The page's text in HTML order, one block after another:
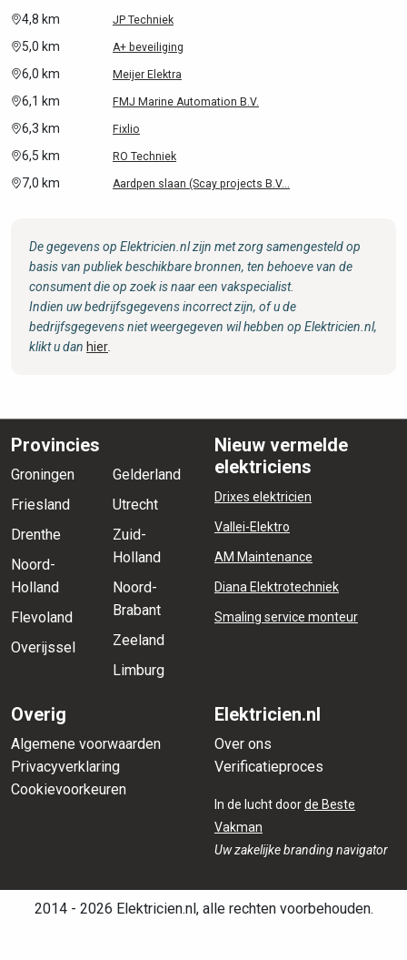
4,8 km JP Techniek
5,0 km A+ beveiliging
6,0 km Meijer Elektra
6,1 km FMJ Marine Automation B.V.
6,3 km Fixlio
6,5 km RO Techniek
7,0 km Aardpen slaan (Scay projects B.V...
De gegevens op Elektricien.nl zijn met zorg samengesteld op
basis van publiek beschikbare bronnen, ten behoeve van de
consument die op zoek is naar een vakspecialist.
Indien uw bedrijfsgegevens incorrect zijn, of u de
bedrijfsgegevens niet weergegeven wil hebben op Elektricien.nl,
klikt u dan hier
Provincies
Groningen
Friesland
Drenthe
Noord-
Holland
Flevoland
Overijssel
Gelderland
Utrecht
Zuid-
Holland
Noord-
Brabant
Zeeland
Limburg
Nieuw vermelde
elektriciens
Drixes elektricien
Vallei-Elektro
AM Maintenance
Diana Elektrotechniek
Smaling service monteur
Overig
Algemene voorwaarden
Privacyverklaring
Cookievoorkeuren
Elektricien.nl
Over ons
Verificatieproces
In de lucht doorde Beste
Vakman
Uw zakelijke branding navigator
2014 - 2026 Elektricien.nl, alle rechten voorbehouden.